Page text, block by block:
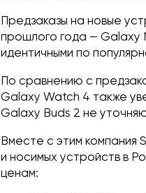
Предзаказы на новые
прошлого года — Galaxy
идентичными по
По сравнению с
Galaxy Watch 4 также
Galaxy Buds 2 не
Вместе с этим компания
и носимых устройств в
ценам: